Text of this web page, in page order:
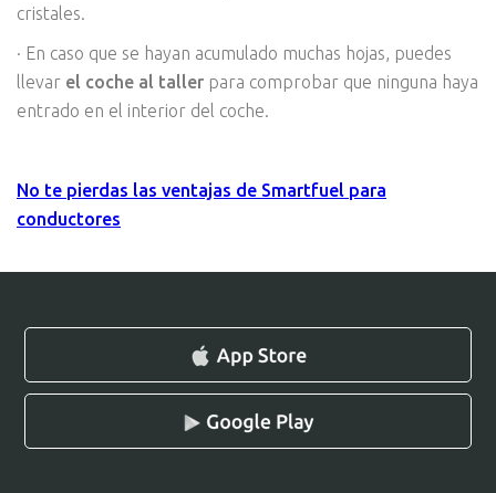
cristales.
· En caso que se hayan acumulado muchas hojas, puedes
llevar el coche al taller para comprobar que ninguna haya
entrado en el interior del coche.
No te pierdas las ventajas de Smartfuel para
conductores